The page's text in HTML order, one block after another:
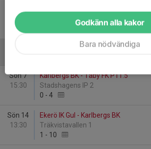
13:45
Essinge IP 1
Sön 7
15:30
Karlbergs BK - Täby FK P11:5
Stadshagens IP 2
0 - 4
Sön 14
13:30
Ekerö IK Gul - Karlbergs BK
Träkvistavallen 1
1 - 10
Godkänn alla kakor
Bara nödvändiga